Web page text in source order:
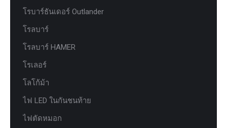
โรบาร์ธันเดอร์ Outlander
โรลบาร์
โรลบาร์ HAMER
โรเลอร์
โลโก้ม้า
ไฟ LED ในกันชนท้าย
ไฟตัดหมอก